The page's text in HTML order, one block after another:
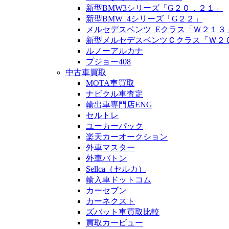
新型BMW3シリーズ「G２０，２１」
新型BMW_4シリーズ「G２２」
メルセデスベンツ_Eクラス「Ｗ２１３
新型メルセデスベンツＣクラス「Ｗ２
ルノーアルカナ
プジョー408
中古車買取
MOTA車買取
ナビクル車査定
輸出車専門店ENG
セルトレ
ユーカーパック
楽天カーオークション
外車マスター
外車バトン
Sellca（セルカ）
輸入車ドットコム
カーセブン
カーネクスト
ズバット車買取比較
買取カービュー